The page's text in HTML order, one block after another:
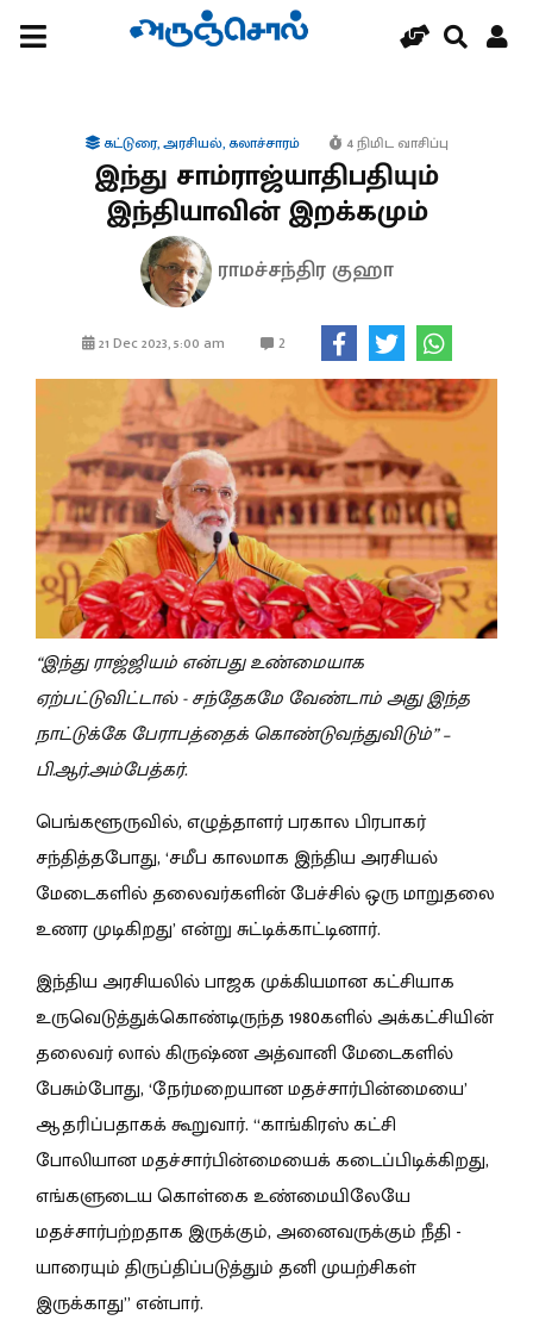
கட்டுரை,அரசியல்,கலாச்சாரம் 4 நிமிட வாசிப்பு
இந்து சாம்ராஜ்யாதிபதியும்
இந்தியாவின் இறக்கமும்
ராமச்சந்திர குஹா
21 Dec 2023, 5:00 am 2
“இந்து ராஜ்ஜியம் என்பது உண்மையாக
ஏற்பட்டுவிட்டால் - சந்தேகமே வேண்டாம் அது இந்த
நாட்டுக்கே பேராபத்தைக் கொண்டுவந்துவிடும்” –
பி.ஆர்.அம்பேத்கர்.
பெங்களூருவில், எழுத்தாளர் பரகால பிரபாகர்
சந்தித்தபோது, ‘சமீப காலமாக இந்திய அரசியல்
மேடைகளில் தலைவர்களின் பேச்சில் ஒரு மாறுதலை
உணர முடிகிறது’ என்று சுட்டிக்காட்டினார்.
இந்திய அரசியலில் பாஜக முக்கியமான கட்சியாக
உருவெடுத்துக்கொண்டிருந்த 1980களில் அக்கட்சியின்
தலைவர் லால் கிருஷ்ண அத்வானி மேடைகளில்
பேசும்போது, ‘நேர்மறையான மதச்சார்பின்மையை’
ஆதரிப்பதாகக் கூறுவார். “காங்கிரஸ் கட்சி
போலியான மதச்சார்பின்மையைக் கடைப்பிடிக்கிறது,
எங்களுடைய கொள்கை உண்மையிலேயே
மதச்சார்பற்றதாக இருக்கும், அனைவருக்கும் நீதி -
யாரையும் திருப்திப்படுத்தும் தனி முயற்சிகள்
இருக்காது” என்பார்.